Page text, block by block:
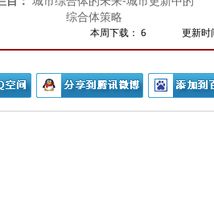
综合体策略
更新时
本周下载： 6